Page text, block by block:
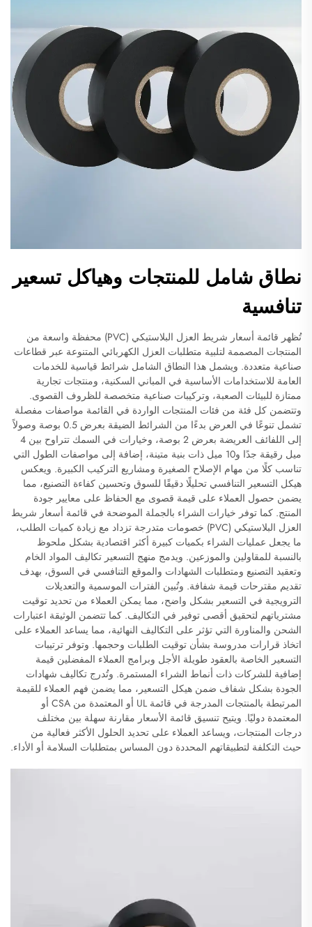
نطاق شامل للمنتجات وهياكل تسعير
تنافسية
تُظهر قائمة أسعار شريط العزل البلاستيكي (PVC) محفظة واسعة من
المنتجات المصممة لتلبية متطلبات العزل الكهربائي المتنوعة عبر قطاعات
صناعية متعددة. ويشمل هذا النطاق الشامل شرائط قياسية للخدمات
العامة للاستخدامات الأساسية في المباني السكنية، ومنتجات تجارية
ممتازة للبيئات الصعبة، وتركيبات صناعية متخصصة للظروف القصوى.
وتتضمن كل فئة من فئات المنتجات الواردة في القائمة مواصفات مفصلة
تشمل تنوعًا في العرض بدءًا من الشرائط الضيقة بعرض 0.5 بوصة وصولاً
إلى اللفائف العريضة بعرض 2 بوصة، وخيارات في السمك تتراوح بين 4
ميل رقيقة جدًا و10 ميل ذات بنية متينة، إضافة إلى مواصفات الطول التي
تناسب كلًا من مهام الإصلاح الصغيرة ومشاريع التركيب الكبيرة. ويعكس
هيكل التسعير التنافسي تحليلًا دقيقًا للسوق وتحسين كفاءة التصنيع، مما
يضمن حصول العملاء على قيمة قصوى مع الحفاظ على معايير جودة
المنتج. كما توفر خيارات الشراء بالجملة الموضحة في قائمة أسعار شريط
العزل البلاستيكي (PVC) خصومات متدرجة تزداد مع زيادة كميات الطلب،
ما يجعل عمليات الشراء بكميات كبيرة أكثر اقتصادية بشكل ملحوظ
بالنسبة للمقاولين والموزعين. ويدمج منهج التسعير تكاليف المواد الخام
وتعقيد التصنيع ومتطلبات الشهادات والموقع التنافسي في السوق، بهدف
تقديم مقترحات قيمة شفافة. وتُبين الفترات الموسمية والتعديلات
الترويجية في التسعير بشكل واضح، مما يمكن العملاء من تحديد توقيت
مشترياتهم لتحقيق أقصى توفير في التكاليف. كما تتضمن الوثيقة اعتبارات
الشحن والمناورة التي تؤثر على التكاليف النهائية، مما يساعد العملاء على
اتخاذ قرارات مدروسة بشأن توقيت الطلبات وحجمها. وتوفر ترتيبات
التسعير الخاصة بالعقود طويلة الأجل وبرامج العملاء المفضلين قيمة
إضافية للشركات ذات أنماط الشراء المستمرة. وتُدرج تكاليف شهادات
الجودة بشكل شفاف ضمن هيكل التسعير، مما يضمن فهم العملاء للقيمة
المرتبطة بالمنتجات المدرجة في قائمة UL أو المعتمدة من CSA أو
المعتمدة دوليًا. ويتيح تنسيق قائمة الأسعار مقارنة سهلة بين مختلف
درجات المنتجات، ويساعد العملاء على تحديد الحلول الأكثر فعالية من
حيث التكلفة لتطبيقاتهم المحددة دون المساس بمتطلبات السلامة أو الأداء.